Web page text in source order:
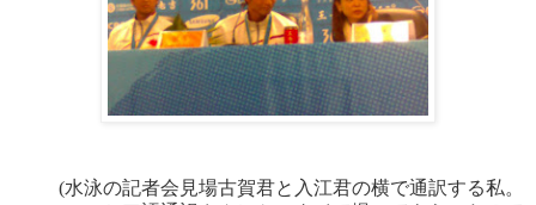
(水泳の記者会見場古賀君と入江君の横で通訳する私。